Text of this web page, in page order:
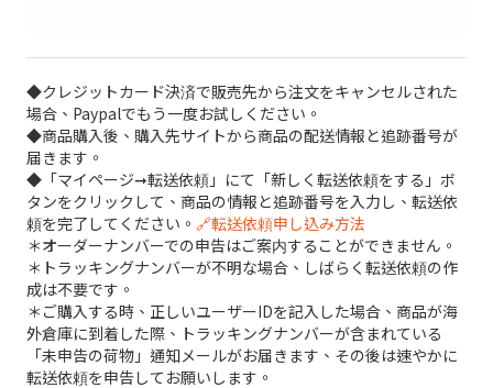
◆クレジットカード決済で販売先から注文をキャンセルされた
場合、Paypalでもう一度お試しください。
◆商品購入後、購入先サイトから商品の配送情報と追跡番号が
届きます。
◆「マイページ➞転送依頼」にて「新しく転送依頼をする」ボ
タンをクリックして、商品の情報と追跡番号を入力し、転送依
頼を完了してください。 🔗転送依頼申し込み方法
＊オーダーナンバーでの申告はご案内することができません。
＊トラッキングナンバーが不明な場合、しばらく転送依頼の作
成は不要です。
＊ご購入する時、正しいユーザーIDを記入した場合、商品が海
外倉庫に到着した際、トラッキングナンバーが含まれている
「未申告の荷物」通知メールがお届きます、その後は速やかに
転送依頼を申告してお願いします。